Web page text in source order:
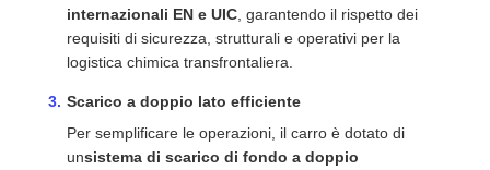
internazionali EN e UIC , garantendo il rispetto dei
requisiti di sicurezza, strutturali e operativi per la
logistica chimica transfrontaliera.
Scarico a doppio lato efficiente
Per semplificare le operazioni, il carro è dotato di
unsistema di scarico di fondo a doppio